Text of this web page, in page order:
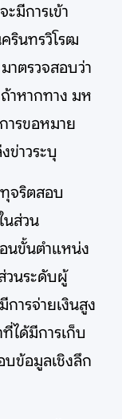
มีการเข้า
รินทรวิโรฒ
าตรวจสอบว่า
าหากทาง มห
ารขอหมาย
ข่าวระบุ
จริตสอบ
นส่วน
นขั้นตำแหน่ง
วนระดับผู้
การจ่ายเงินสูง
ได้มีการเก็บ
บข้อมูลเชิงลึก